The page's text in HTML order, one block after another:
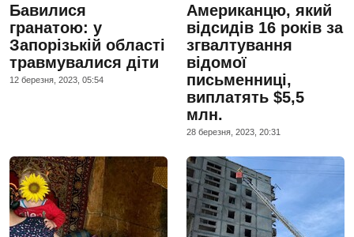
Бавилися
гранатою: у
Запорізькій області
травмувалися діти
12 березня, 2023, 05:54
Американцю, який
відсидів 16 років за
згвалтування
відомої
письменниці,
виплатять $5,5
млн.
28 березня, 2023, 20:31